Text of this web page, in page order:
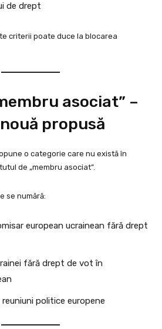
de drept
criterii poate duce la blocarea
asociat” –
propusă
o categorie care nu există în
de „membru asociat”.
se numără:
european ucrainean fără drept
fără drept de vot în
politice europene